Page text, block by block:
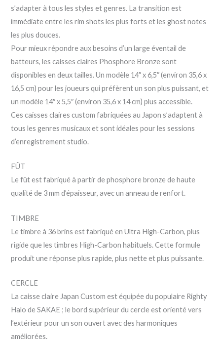
s’adapter à tous les styles et genres. La transition est
immédiate entre les rim shots les plus forts et les ghost notes
les plus douces.
Pour mieux répondre aux besoins d’un large éventail de
batteurs, les caisses claires Phosphore Bronze sont
disponibles en deux tailles. Un modèle 14″ x 6,5″ (environ 35,6 x
16,5 cm) pour les joueurs qui préfèrent un son plus puissant, et
un modèle 14″ x 5,5″ (environ 35,6 x 14 cm) plus accessible.
Ces caisses claires custom fabriquées au Japon s’adaptent à
tous les genres musicaux et sont idéales pour les sessions
d’enregistrement studio.
FÛT
Le fût est fabriqué à partir de phosphore bronze de haute
qualité de 3 mm d’épaisseur, avec un anneau de renfort.
TIMBRE
Le timbre à 36 brins est fabriqué en Ultra High-Carbon, plus
rigide que les timbres High-Carbon habituels. Cette formule
produit une réponse plus rapide, plus nette et plus puissante.
CERCLE
La caisse claire Japan Custom est équipée du populaire Righty
Halo de SAKAE ; le bord supérieur du cercle est orienté vers
l’extérieur pour un son ouvert avec des harmoniques
améliorées.